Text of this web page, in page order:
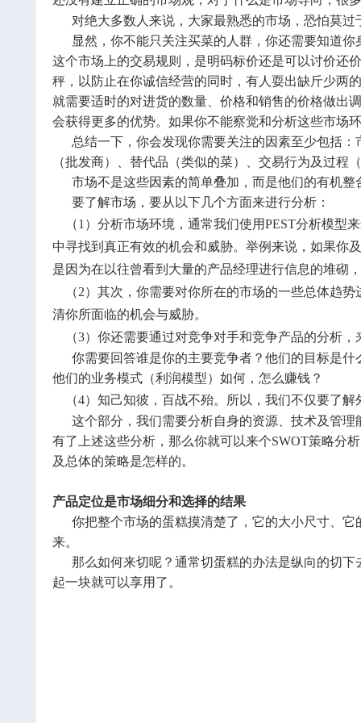
对绝大多数人来说，大家最熟悉的市场，恐怕莫过
显然，你不能只关注买菜的人群，你还需要知道你
这个市场上的交易规则，是明码标价还是可以讨价还
秤，以防止在你诚信经营的同时，有人耍出缺斤少两
就需要适时的对进货的数量、价格和销售的价格做出
会获得更多的优势。如果你不能察觉和分析这些市场
总结一下，你会发现你需要关注的因素至少包括：
（批发商）、替代品（类似的菜）、交易行为及过程
市场不是这些因素的简单叠加，而是他们的有机整
要了解市场，要从以下几个方面来进行分析：
（1）分析市场环境，通常我们使用PEST分析模型
中寻找到真正有效的机会和威胁。举例来说，如果你
是因为在以往曾看到大量的产品经理进行信息的堆砌
（2）其次，你需要对你所在的市场的一些总体趋势
清你所面临的机会与威胁。
（3）你还需要通过对竞争对手和竞争产品的分析，
你需要回答谁是你的主要竞争者？他们的目标是什
他们的业务模式（利润模型）如何，怎么赚钱？
（4）知己知彼，百战不殆。所以，我们不仅要了解
这个部分，我们需要分析自身的资源、技术及管理
有了上述这些分析，那么你就可以来个SWOT策略分
及总体的策略是怎样的。
产品定位是市场细分和选择的结果
你把整个市场的蛋糕摸清楚了，它的大小尺寸、它
来。
那么如何来切呢？通常切蛋糕的办法是纵向的切下
起一块就可以享用了。